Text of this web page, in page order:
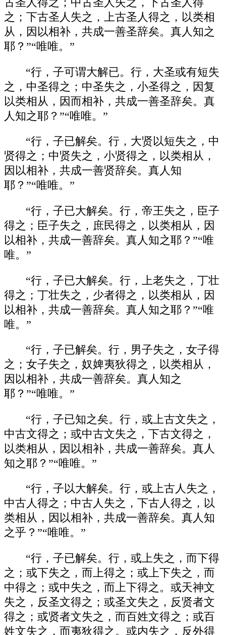
古圣人得之；中古圣人失之，下古圣人得
之；下古圣人失之，上古圣人得之，以类相
从，因以相补，共成一善圣辞矣。真人知之
耶？”“唯唯。”
“行，子可谓大解已。行，大圣或有短失
之，中圣得之；中圣失之，小圣得之，因复
以类相从，因而相补，共成一善圣辞矣。真
人知之耶？”“唯唯。”
“行，子已解矣。行，大贤以短失之，中
贤得之；中贤失之，小贤得之，以类相从，
因以相补，共成一善贤辞矣。真人知
耶？”“唯唯。”
“行，子已大解矣。行，帝王失之，臣子
得之；臣子失之，庶民得之，以类相从，因
以相补，共成一善辞矣。真人知之耶？”“唯
唯。”
“行，子已大解矣。行，上老失之，丁壮
得之；丁壮失之，少者得之，以类相从，因
以相补，共成一善辞矣。真人知之耶？”“唯
唯。”
“行，子已解矣。行，男子失之，女子得
之；女子失之，奴婢夷狄得之，以类相从，
因以相补，共成一善辞矣。真人知之
耶？”“唯唯。”
“行，子已知之矣。行，或上古文失之，
中古文得之；或中古文失之，下古文得之，
以类相从，因以相补，共成一善辞矣。真人
知之耶？”“唯唯。”
“行，子以大解矣。行，或上古人失之，
中古人得之；中古人失之，下古人得之，以
类相从，因以相补，共成一善辞矣。真人知
之乎？”“唯唯。”
“行，子已解矣。行，或上失之，而下得
之；或下失之，而上得之；或上下失之，而
中得之；或中失之，而上下得之。或天神文
失之，反圣文得之；或圣文失之，反贤者文
得之；或贤者文失之，而百姓文得之；或百
姓文失之，而夷狄得之。或内失之，反外得